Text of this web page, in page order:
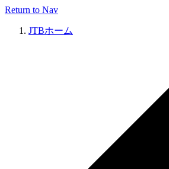
Return to Nav
JTBホーム